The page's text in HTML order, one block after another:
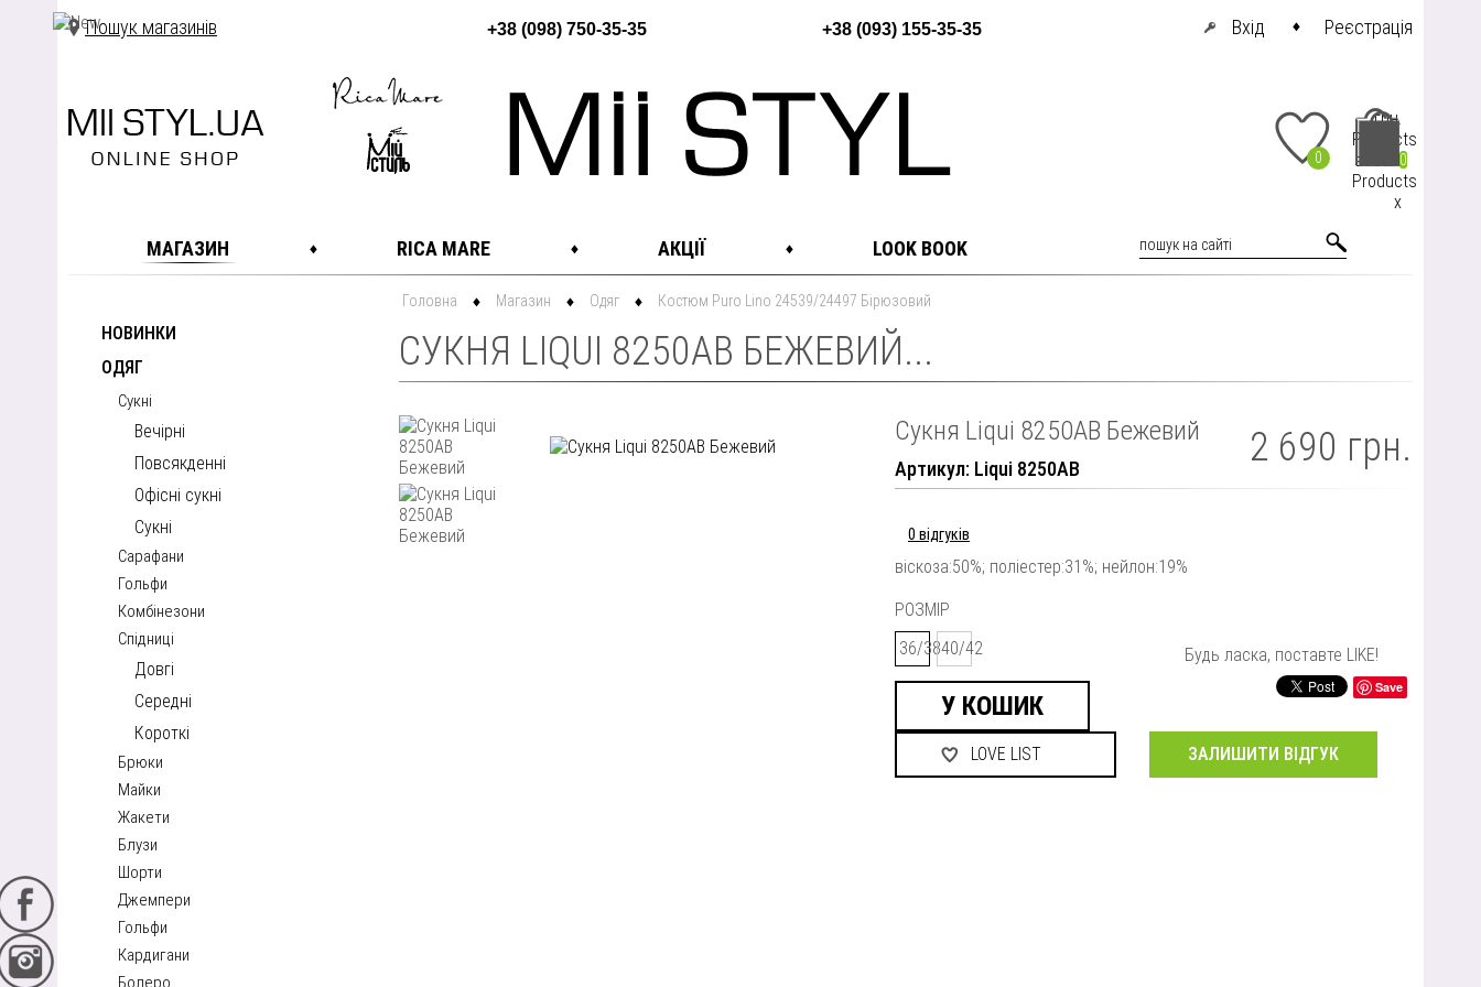
Пошук магазинів +38 (098) 750-35-35 +38 (093) 155-35-35 Вхід Реєстрація
0 0
грн.
Products
at cart
Products
x
МАГАЗИН RICA MARE АКЦІЇ LOOK BOOK
НОВИНКИ
ОДЯГ
Сукні
Вечірні
Повсякденні
Офісні сукні
Сукні
Сарафани
Гольфи
Комбінезони
Спідниці
Довгі
Середні
Короткі
Брюки
Майки
Жакети
Блузи
Шорти
Джемпери
Гольфи
Кардигани
Болеро
Головна Магазин Одяг Костюм Puro Lino 24539/24497 Бірюзовий
СУКНЯ LIQUI 8250AB БЕЖЕВИЙ...
Сукня Liqui 8250AB Бежевий
Артикул: Liqui 8250AB 2 690 грн.
0 відгуків
віскоза:50%; поліестер:31%; нейлон:19%
РОЗМІР
36/3840/42 Будь ласка, поставте LIKE!
Save
ЗАЛИШИТИ ВІДГУК